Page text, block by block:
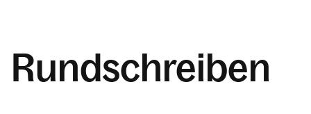
Rundschreiben